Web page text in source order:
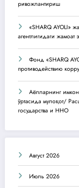
ривожлантириш
«SHARQ AYOLI»
агентлигидаги
Фонд «SHARQ
противодействию
Аёлларнинг
ўртасида мулоқот/
государства и ННО
Август 2026
Июль 2026